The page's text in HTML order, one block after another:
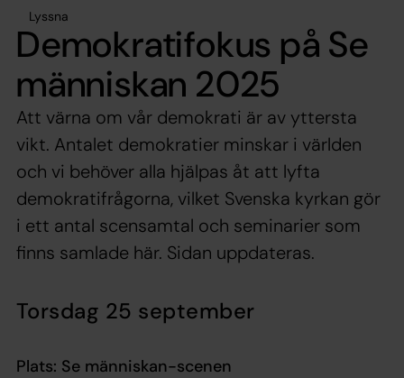
Lyssna
Demokratifokus på Se
människan 2025
Att värna om vår demokrati är av yttersta
vikt. Antalet demokratier minskar i världen
och vi behöver alla hjälpas åt att lyfta
demokratifrågorna, vilket Svenska kyrkan gör
i ett antal scensamtal och seminarier som
finns samlade här. Sidan uppdateras.
Torsdag 25 september
Plats: Se människan-scenen